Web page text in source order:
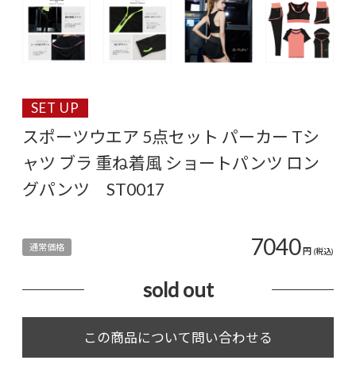
SET UP
スポーツウエア 5点セット パーカー Tシ
ャツ ブラ 重ね着風 ショートパンツ ロン
グパンツ ST0017
通常価格 7040円 (税込)
sold out